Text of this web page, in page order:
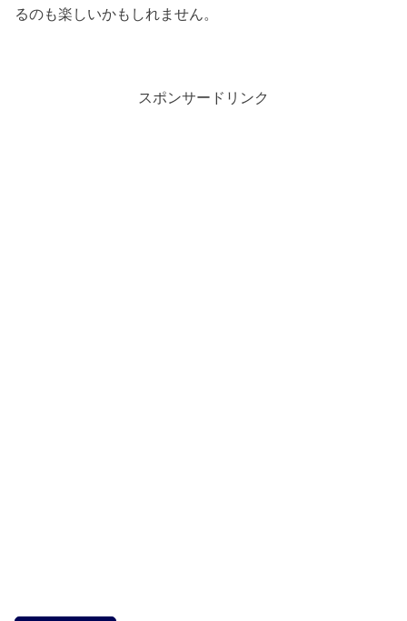
るのも楽しいかもしれません。
スポンサードリンク